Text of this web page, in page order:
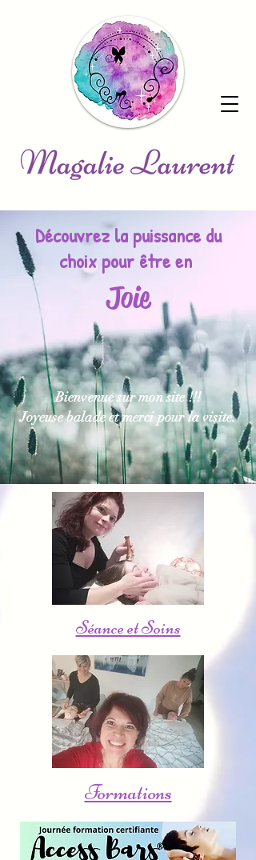
Découvrez la puissance du
choix pour être en
Joie
Bienvenue sur mon site !!!
Joyeuse balade et merci pour la visite.
Séance et Soins
Formations